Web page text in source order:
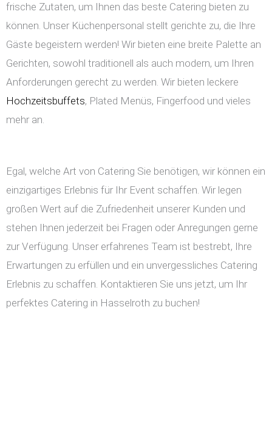
frische Zutaten, um Ihnen das beste Catering bieten zu
können. Unser Küchenpersonal stellt gerichte zu, die Ihre
Gäste begeistern werden! Wir bieten eine breite Palette an
Gerichten, sowohl traditionell als auch modern, um Ihren
Anforderungen gerecht zu werden. Wir bieten leckere
Hochzeitsbuffets, Plated Menüs, Fingerfood und vieles
mehr an.
Egal, welche Art von Catering Sie benötigen, wir können ein
einzigartiges Erlebnis für Ihr Event schaffen. Wir legen
großen Wert auf die Zufriedenheit unserer Kunden und
stehen Ihnen jederzeit bei Fragen oder Anregungen gerne
zur Verfügung. Unser erfahrenes Team ist bestrebt, Ihre
Erwartungen zu erfüllen und ein unvergessliches Catering
Erlebnis zu schaffen. Kontaktieren Sie uns jetzt, um Ihr
perfektes Catering in Hasselroth zu buchen!